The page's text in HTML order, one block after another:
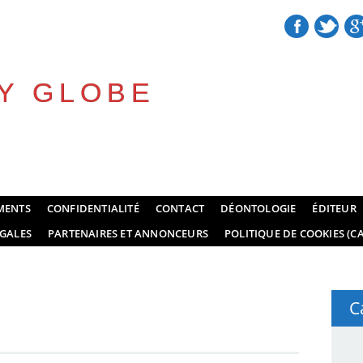
GLOBE
CONFIDENTIALITÉ CONTACT DÉONTOLOGIE
ÉDITEUR
PARTENAIRES ET ANNONCEURS POLITIQUE DE COOKIES